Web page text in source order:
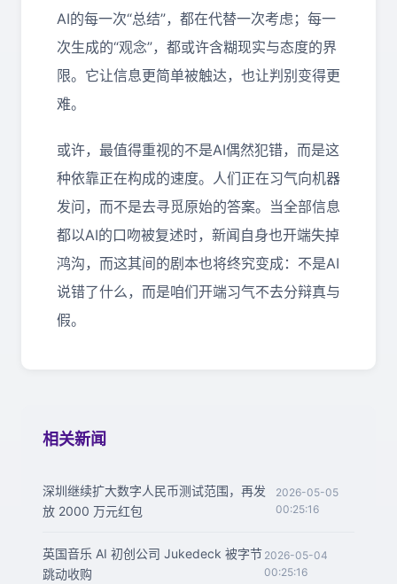
AI的每一次“总结”，都在代替一次考虑；每一
次生成的“观念”，都或许含糊现实与态度的界
限。它让信息更简单被触达，也让判别变得更
难。
或许，最值得重视的不是AI偶然犯错，而是这
种依靠正在构成的速度。人们正在习气向机器
发问，而不是去寻觅原始的答案。当全部信息
都以AI的口吻被复述时，新闻自身也开端失掉
鸿沟，而这其间的剧本也将终究变成：不是AI
说错了什么，而是咱们开端习气不去分辩真与
假。
相关新闻
深圳继续扩大数字人民币测试范围，再发
放 2000 万元红包
2026-05-05
00:25:16
英国音乐 AI 初创公司 Jukedeck 被字节
跳动收购
2026-05-04
00:25:16